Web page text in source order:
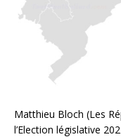
Matthieu Bloch (Les
l’Election législative